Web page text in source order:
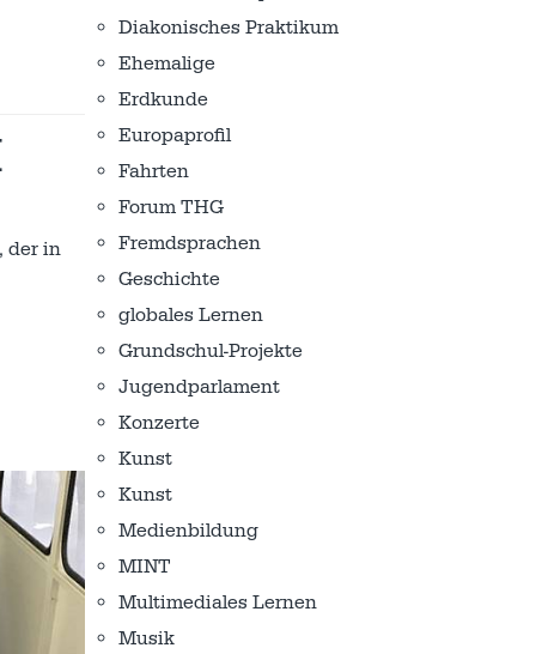
der in
Diakonisches Praktikum
Ehemalige
Erdkunde
Europaprofil
Fahrten
Forum THG
Fremdsprachen
Geschichte
globales Lernen
Grundschul-Projekte
Jugendparlament
Konzerte
Kunst
Kunst
Medienbildung
MINT
Multimediales Lernen
Musik